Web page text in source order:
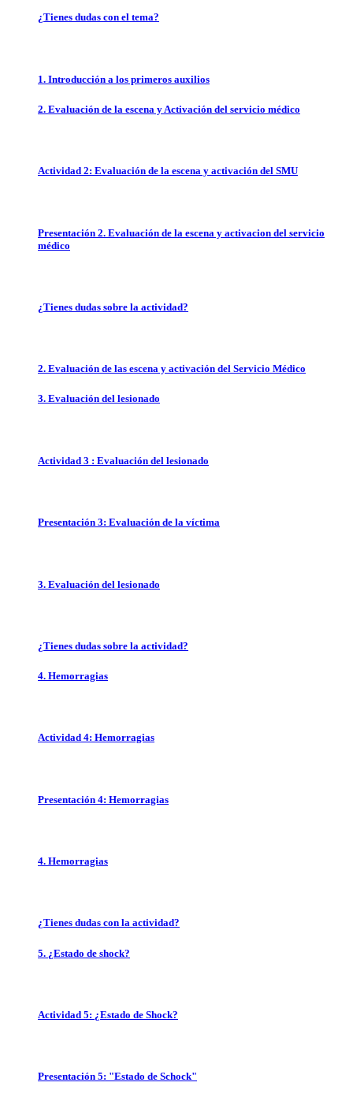
¿Tienes dudas con el tema?
1. Introducción a los primeros auxilios
2. Evaluación de la escena y Activación del servicio médico
Actividad 2: Evaluación de la escena y activación del SMU
Presentación 2. Evaluación de la escena y activacion del servicio
médico
¿Tienes dudas sobre la actividad?
2. Evaluación de las escena y activación del Servicio Médico
3. Evaluación del lesionado
Actividad 3 : Evaluación del lesionado
Presentación 3: Evaluación de la víctima
3. Evaluación del lesionado
¿Tienes dudas sobre la actividad?
4. Hemorragias
Actividad 4: Hemorragias
Presentación 4: Hemorragias
4. Hemorragias
¿Tienes dudas con la actividad?
5. ¿Estado de shock?
Actividad 5: ¿Estado de Shock?
Presentación 5: "Estado de Schock"